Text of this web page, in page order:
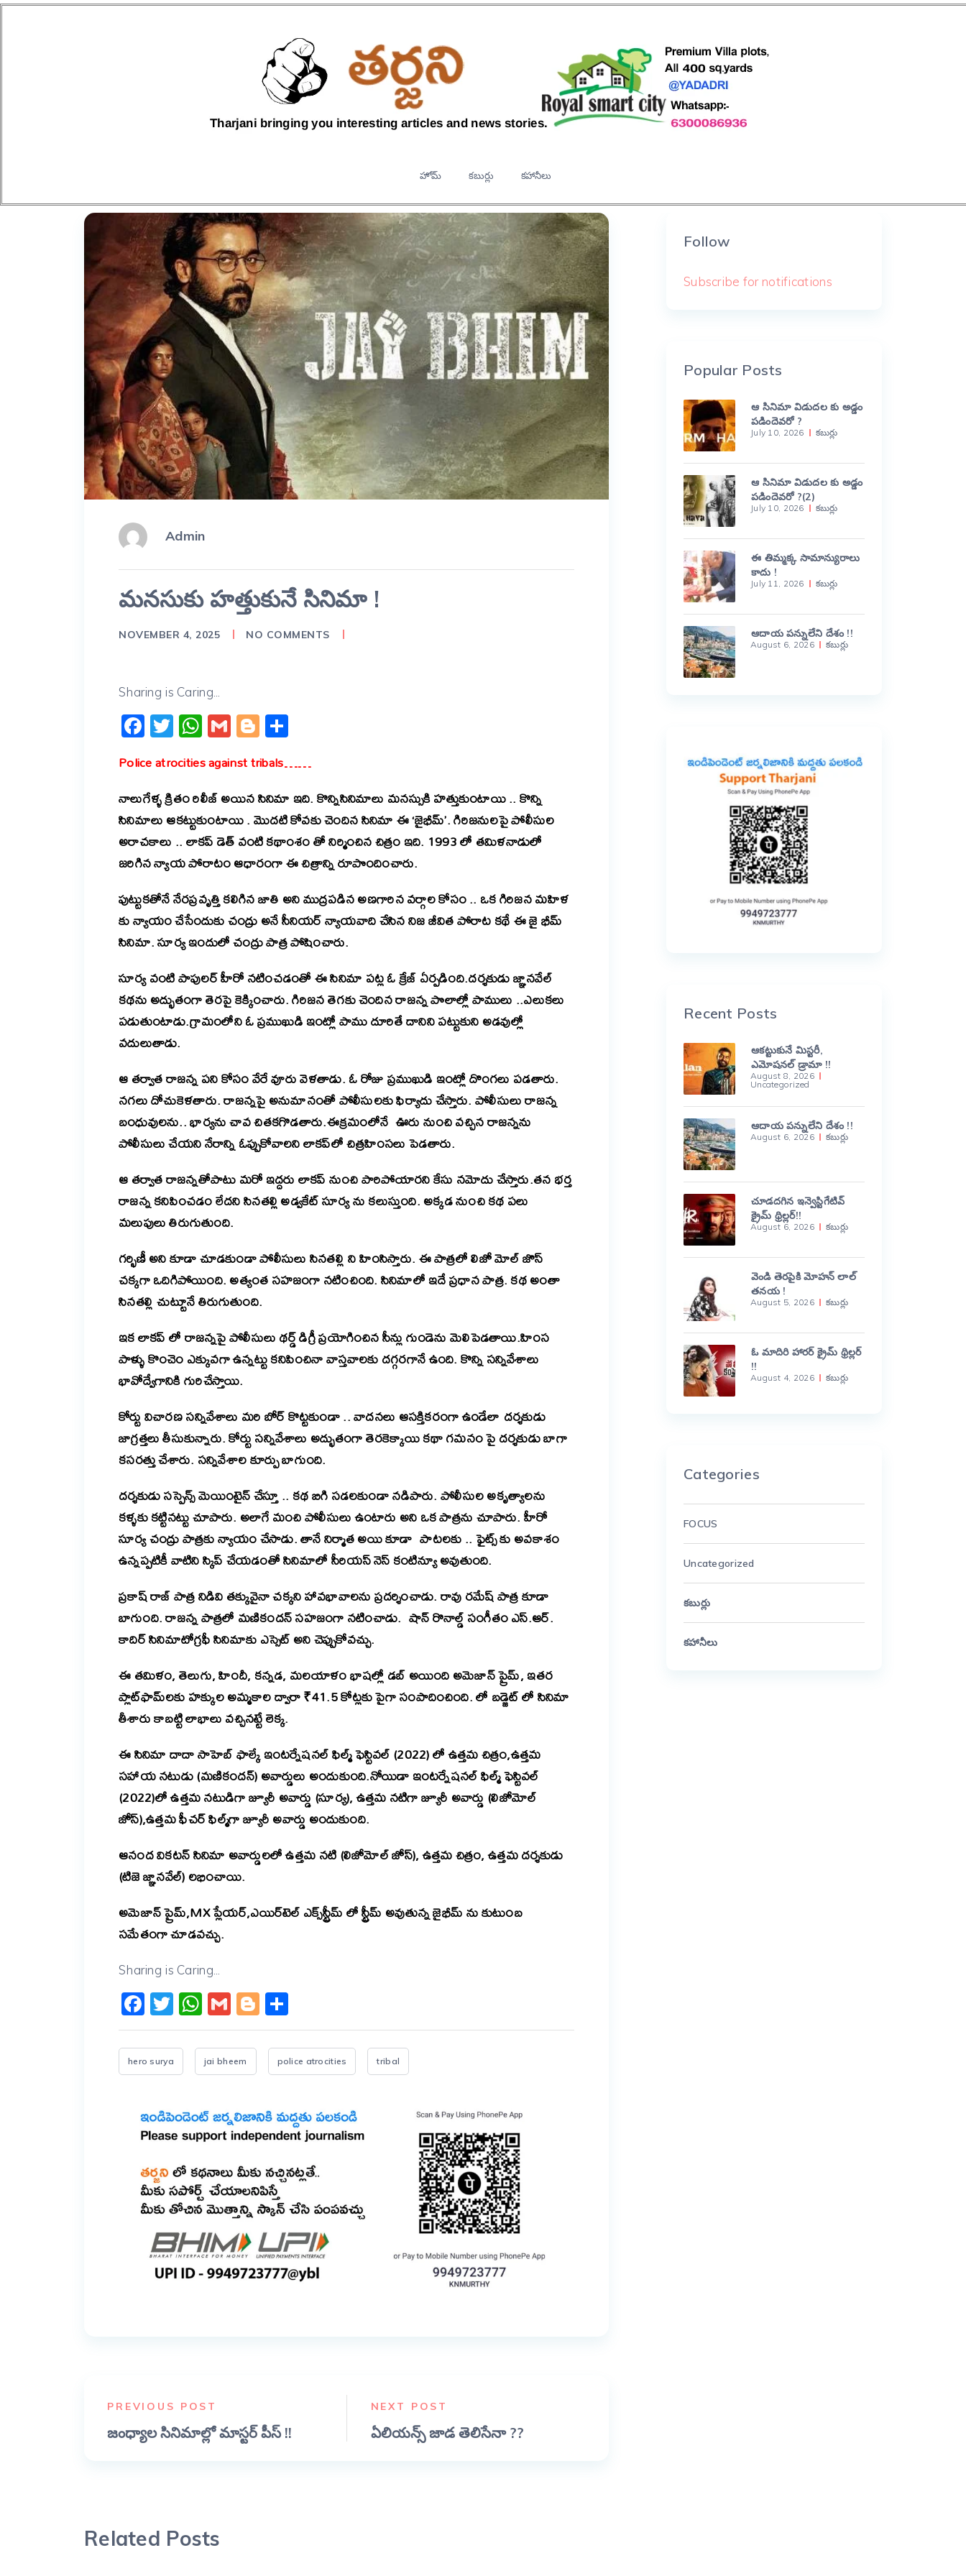
హోమ్ కబుర్లు కహానీలు
Admin
మనసుకు హత్తుకునే సినిమా !
NOVEMBER 4, 2025 NO COMMENTS
Sharing is Caring...
Facebook
Twitter
WhatsApp
GmailBlogger
Police atrocities against tribals……
నాలుగేళ్ళ క్రితం రిలీజ్ అయిన సినిమా ఇది. కొన్నిసినిమాలు మనస్సుకి హత్తుకుంటాయి .. కొన్ని
సినిమాలు ఆకట్టుకుంటాయి . మొదటి కోవకు చెందిన సినిమా ఈ ‘జైభీమ్’. గిరిజనులపై పోలీసుల
అరాచకాలు .. లాకప్ డెత్ వంటి కథాంశం తో నిర్మించిన చిత్రం ఇది. 1993 లో తమిళనాడులో
జరిగిన న్యాయ పోరాటం ఆధారంగా ఈ చిత్రాన్ని రూపొందించారు.
పుట్టుకతోనే నేరప్రవృత్తి కలిగిన జాతి అని ముద్రపడిన అణగారిన వర్గాల కోసం .. ఒక గిరిజన మహిళ
కు న్యాయం చేసేందుకు చంద్రు అనే సీనియర్ న్యాయవాది చేసిన నిజ జీవిత పోరాట కథే ఈ జై భీమ్
సినిమా.సూర్య ఇందులో చంద్రు పాత్ర పోషించారు.
సూర్య వంటి పాపులర్ హీరో నటించడంతో ఈ సినిమా పట్ల ఓ క్రేజ్ ఏర్పడింది.దర్శకుడు జ్ఞానవేల్
కథను అద్భుతంగా తెరపై కెక్కించారు. గిరిజన తెగకు చెందిన రాజన్న పొలాల్లో పాములు ..ఎలుకలు
పడుతుంటాడు.గ్రామంలోని ఓ ప్రముఖుడి ఇంట్లో పాము దూరితే దానిని పట్టుకుని అడవుల్లో
వదులుతాడు.
ఆ తర్వాత రాజన్న పని కోసం వేరే వూరు వెళతాడు. ఓ రోజు ప్రముఖుడి ఇంట్లో దొంగలు పడతారు.
నగలు దోచుకెళతారు. రాజన్నపై అనుమానంతో పోలీసులకు ఫిర్యాదు చేస్తారు. పోలీసులు రాజన్న
బంధువులను.. భార్యను చావ చితకగొడతారు.ఈక్రమంలోనే ఊరు నుంచి వచ్చిన రాజన్నను
పోలీసులు చేయని నేరాన్ని ఓప్పుకోవాలని లాకప్‌లో చిత్రహింసలు పెడతారు.
ఆ తర్వాత రాజన్నతోపాటు మరో ఇద్దరు లాకప్‌ నుంచి పారిపోయారని కేసు నమోదు చేస్తారు.తన భర్త
రాజన్న కనిపించడం లేదని సినతల్లి అడ్వకేట్ సూర్య ను కలుస్తుంది. అక్కడ నుంచి కథ పలు
మలుపులు తిరుగుతుంది.
గర్భిణీ అని కూడా చూడకుండా పోలీసులు సినతల్లి ని హింసిస్తారు. ఈ పాత్రలో లిజో మోల్ జొస్
చక్కగా ఒదిగిపోయింది. అత్యంత సహజంగా నటించింది. సినిమాలో ఇదే ప్రధాన పాత్ర. కథ అంతా
సినతల్లి చుట్టూనే తిరుగుతుంది.
ఇక లాకప్ లో రాజన్నపై పోలీసులు థర్డ్ డిగ్రీ ప్రయోగించిన సీన్లు గుండెను మెలిపెడతాయి.హింస
పాళ్ళు కొంచెం ఎక్కువగా ఉన్నట్టు కనిపించినా వాస్తవాలకు దగ్గరగానే ఉంది. కొన్ని సన్నివేశాలు
భావోద్వేగానికి గురిచేస్తాయి.
కోర్టు విచారణ సన్నివేశాలు మరి బోర్ కొట్టకుండా .. వాదనలు ఆసక్తికరంగా ఉండేలా దర్శకుడు
జాగ్రత్తలు తీసుకున్నారు. కోర్టు సన్నివేశాలు అద్భుతంగా తెరకెక్కాయి కథా గమనం పై దర్శకుడు బాగా
కసరత్తు చేశారు. సన్నివేశాల కూర్పు బాగుంది.
దర్శకుడు సస్పెన్స్ మెయింటైన్ చేస్తూ .. కథ బిగి సడలకుండా నడిపారు. పోలీసుల అకృత్యాలను
కళ్ళకు కట్టినట్టు చూపారు. అలాగే మంచి పోలీసులు ఉంటారు అని ఒక పాత్రను చూపారు. హీరో
సూర్య చంద్రు పాత్రకు న్యాయం చేసాడు. తానే నిర్మాత అయి కూడా పాటలకు .. ఫైట్స్ కు అవకాశం
ఉన్నప్పటికీ వాటిని స్కిప్ చేయడంతో సినిమాలో సీరియస్ నెస్ కంటిన్యూ అవుతుంది.
ప్రకాష్ రాజ్ పాత్ర నిడివి తక్కువైనా చక్కని హావభావాలను ప్రదర్శించాడు. రావు రమేష్ పాత్ర కూడా
బాగుంది. రాజన్న పాత్రలో మణికందన్ సహజంగా నటించాడు. షాన్‌ రొనాల్డ్‌ సంగీతం ఎస్‌.ఆర్‌.
కాదిర్‌ సినిమాటోగ్రఫీ సినిమాకు ఎస్సెట్ అని చెప్పుకోవచ్చు.
ఈ తమిళం, తెలుగు, హిందీ, కన్నడ, మలయాళం భాషల్లో డబ్ అయింది అమెజాన్ ప్రైమ్, ఇతర
ప్లాట్‌ఫామ్‌లకు హక్కుల అమ్మకాల ద్వారా ₹41.5 కోట్లకు పైగా సంపాదించింది. లో బడ్జెట్ లో సినిమా
తీశారు కాబట్టి లాభాలు వచ్చినట్టే లెక్క.
ఈ సినిమా దాదా సాహెబ్ ఫాల్కే ఇంటర్నేషనల్ ఫిల్మ్ ఫెస్టివల్ (2022) లో ఉత్తమ చిత్రం,ఉత్తమ
సహాయ నటుడు (మణికందన్) అవార్డులు అందుకుంది.నోయిడా ఇంటర్నేషనల్ ఫిల్మ్ ఫెస్టివల్
(2022)లో ఉత్తమ నటుడిగా జ్యూరీ అవార్డు (సూర్య), ఉత్తమ నటిగా జ్యూరీ అవార్డు (లిజోమోల్
జోస్),ఉత్తమ ఫీచర్ ఫిల్మ్‌గా జ్యూరీ అవార్డు అందుకుంది.
ఆనంద వికటన్ సినిమా అవార్డులలో ఉత్తమ నటి (లిజోమోల్ జోస్), ఉత్తమ చిత్రం, ఉత్తమ దర్శకుడు
(టిజె జ్ఞానవేల్) లభించాయి.
అమెజాన్ ప్రైమ్,MX ప్లేయర్,ఎయిర్‌టెల్ ఎక్స్‌స్ట్రీమ్ లో స్ట్రీమ్ అవుతున్న జైభీమ్ ను కుటుంబ
సమేతంగా చూడవచ్చు.
Sharing is Caring...
Facebook
Twitter
WhatsApp
GmailBlogger
hero surya jai bheem police atrocities tribal
PREVIOUS POST
జంధ్యాల సినిమాల్లో మాస్టర్ పీస్ !!
NEXT POST
ఏలియన్స్ జాడ తెలిసేనా ??
Related Posts
Follow
Subscribe for notifications
Popular Posts
ఆ సినిమా విడుదల కు అడ్డం
పడిందెవరో ?
July 10, 2026 కబుర్లు
ఆ సినిమా విడుదల కు అడ్డం
పడిందెవరో ?(2)
July 10, 2026 కబుర్లు
ఈ తిమ్మక్క సామాన్యురాలు
కాదు !
July 11, 2026 కబుర్లు
ఆదాయ పన్నులేని దేశం !!
August 6, 2026 కబుర్లు
Recent Posts
ఆకట్టుకునే మిస్టరీ,
ఎమోషనల్ డ్రామా !!
August 8, 2026
Uncategorized
ఆదాయ పన్నులేని దేశం !!
August 6, 2026 కబుర్లు
చూడదగిన ఇన్వెస్టిగేటివ్
క్రైమ్ థ్రిల్లర్!!
August 6, 2026 కబుర్లు
వెండి తెరపైకి మోహన్ లాల్
తనయ !
August 5, 2026 కబుర్లు
ఓ మాదిరి హారర్ క్రైమ్ థ్రిల్లర్
!!
August 4, 2026 కబుర్లు
Categories
FOCUS
Uncategorized
కబుర్లు
కహానీలు